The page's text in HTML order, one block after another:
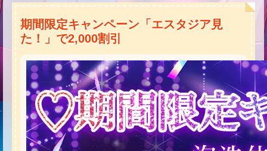
期間限定キャンペーン「エスタジア見
た！」で2,000割引